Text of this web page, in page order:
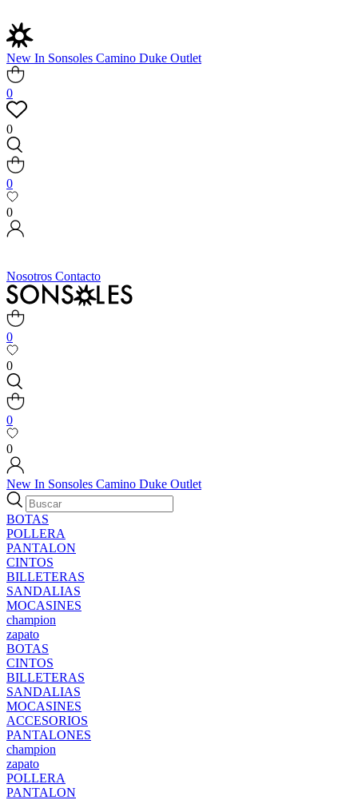
New In Sonsoles Camino Duke Outlet
0
0
0
0
Nosotros Contacto
0
0
0
0
New In Sonsoles Camino Duke Outlet
BOTAS
POLLERA
PANTALON
CINTOS
BILLETERAS
SANDALIAS
MOCASINES
champion
zapato
BOTAS
CINTOS
BILLETERAS
SANDALIAS
MOCASINES
ACCESORIOS
PANTALONES
champion
zapato
POLLERA
PANTALON